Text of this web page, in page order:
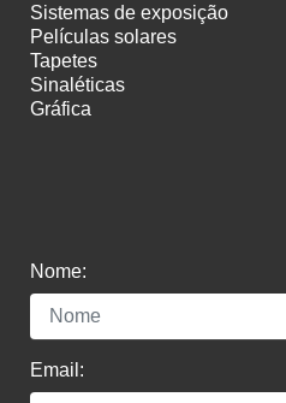
sistemas de exposição
películas solares
tapetes
sinaléticas
gráfica
Nome:
Email: